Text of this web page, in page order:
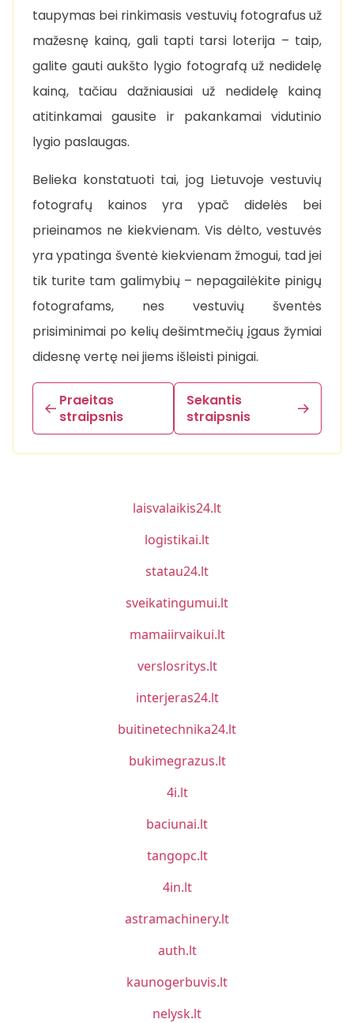
taupymas bei rinkimasis vestuvių fotografus už
mažesnę kainą, gali tapti tarsi loterija – taip,
galite gauti aukšto lygio fotografą už nedidelę
kainą, tačiau dažniausiai už nedidelę kainą
atitinkamai gausite ir pakankamai vidutinio
lygio paslaugas.
Belieka konstatuoti tai, jog Lietuvoje vestuvių
fotografų kainos yra ypač didelės bei
prieinamos ne kiekvienam. Vis dėlto, vestuvės
yra ypatinga šventė kiekvienam žmogui, tad jei
tik turite tam galimybių – nepagailėkite pinigų
fotografams, nes vestuvių šventės
prisiminimai po kelių dešimtmečių įgaus žymiai
didesnę vertę nei jiems išleisti pinigai.
Praeitas
straipsnis
Sekantis
straipsnis
laisvalaikis24.lt
logistikai.lt
statau24.lt
sveikatingumui.lt
mamaiirvaikui.lt
verslosritys.lt
interjeras24.lt
buitinetechnika24.lt
bukimegrazus.lt
4i.lt
baciunai.lt
tangopc.lt
4in.lt
astramachinery.lt
auth.lt
kaunogerbuvis.lt
nelysk.lt